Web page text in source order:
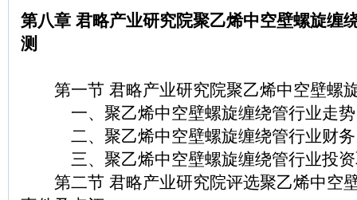
第八章 君略产业研究院聚乙烯中空壁螺旋缠
测
第一节 君略产业研究院聚乙烯中空壁螺
一、聚乙烯中空壁螺旋缠绕管行业走势
二、聚乙烯中空壁螺旋缠绕管行业财务
三、聚乙烯中空壁螺旋缠绕管行业投资
第二节 君略产业研究院评选聚乙烯中空